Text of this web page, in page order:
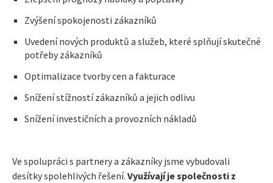
Zvýšení spokojenosti zákazníků
Uvedení nových produktů a služeb, které splňují skutečné
potřeby zákazníků
Optimalizace tvorby cen a fakturace
Snížení stížností zákazníků a jejich odlivu
Snížení investičních a provozních nákladů
Ve spolupráci s partnery a zákazníky jsme vybudovali
desítky spolehlivých řešení. Využívají je společnosti z